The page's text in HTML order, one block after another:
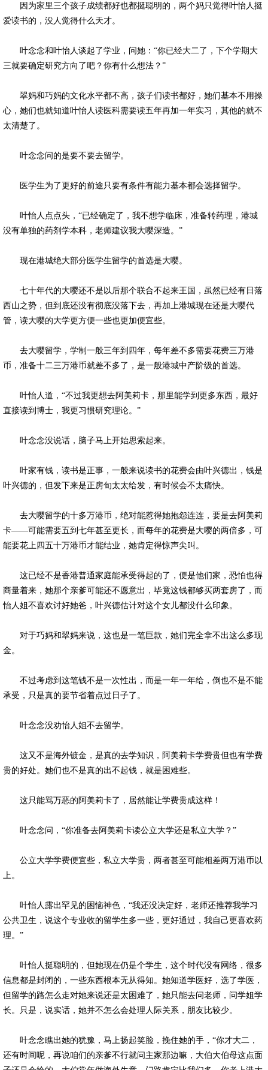
因为家里三个孩子成绩都好也都挺聪明的，两个妈只觉得叶怡人挺
爱读书的，没人觉得什么天才。
叶念念和叶怡人谈起了学业，问她：“你已经大二了，下个学期大
三就要确定研究方向了吧？你有什么想法？”
翠妈和巧妈的文化水平都不高，孩子们读书都好，她们基本不用操
心，她们也就知道叶怡人读医科需要读五年再加一年实习，其他的就不
太清楚了。
叶念念问的是要不要去留学。
医学生为了更好的前途只要有条件有能力基本都会选择留学。
叶怡人点点头，“已经确定了，我不想学临床，准备转药理，港城
没有单独的药剂学本科，老师建议我大嘤深造。”
现在港城绝大部分医学生留学的首选是大嘤。
七十年代的大嘤还不是以后那个联合不起来王国，虽然已经有日落
西山之势，但到底还没有彻底没落下去，再加上港城现在还是大嘤代
管，读大嘤的大学更方便一些也更加便宜些。
去大嘤留学，学制一般三年到四年，每年差不多需要花费三万港
币，准备十二三万港币就差不多了，是一般港城中产阶级的首选。
叶怡人道，“不过我更想去阿美莉卡，那里能学到更多东西，最好
直接读到博士，我更习惯研究理论。”
叶念念没说话，脑子马上开始思索起来。
叶家有钱，读书是正事，一般来说读书的花费会由叶兴德出，钱是
叶兴德的，但发下来是正房旬太太给发，有时候会不太痛快。
去大嘤留学的十多万港币，绝对能惹得她抱怨连连，要是去阿美莉
卡——可能需要五到七年甚至更长，而每年的花费是大嘤的两倍多，可
能要花上四五十万港币才能结业，她肯定得惊声尖叫。
这已经不是香港普通家庭能承受得起的了，便是他们家，恐怕也得
商量着来，她那个亲爹可能还不愿意出，毕竟这钱都够买两套房了，而
怡人姐不喜欢讨好她爸，叶兴德估计对这个女儿都没什么印象。
对于巧妈和翠妈来说，这也是一笔巨款，她们完全拿不出这么多现
金。
不过考虑到这笔钱不是一次性出，而是一年一年给，倒也不是不能
承受，只是真的要节省着点过日子了。
叶念念没劝怡人姐不去留学。
这又不是海外镀金，是真的去学知识，阿美莉卡学费贵但也有学费
贵的好处。她们也不是真的出不起钱，就是困难些。
这只能骂万恶的阿美莉卡了，居然能让学费贵成这样！
叶念念问，“你准备去阿美莉卡读公立大学还是私立大学？”
公立大学学费便宜些，私立大学贵，两者甚至可能相差两万港币以
上。
叶怡人露出罕见的困恼神色，“我还没决定好，老师还推荐我学习
公共卫生，说这个专业收的留学生多一些，更好通过，我自己更喜欢药
理。”
叶怡人挺聪明的，但她现在仍是个学生，这个时代没有网络，很多
信息都是封闭的，一些东西根本无从得知。她知道学医好，选了学医，
但留学的路怎么走对她来说还是太困难了，她只能去问老师，问学姐学
长。只是，说实话，她并不怎么会处理人际关系，朋友比较少。
叶念念瞧出她的犹豫，马上扬起笑脸，挽住她的手，“你才大二，
还有时间呢，再说咱们的亲爹不行就问主家那边嘛，大伯大伯母这点面